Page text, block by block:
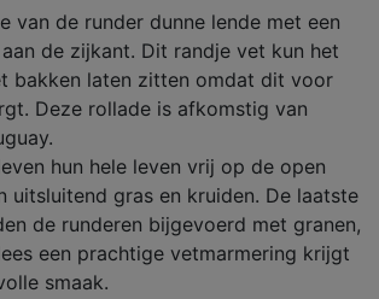
van de runder dunne lende met een
de zijkant. Dit randje vet kun het
bakken laten zitten omdat dit voor
Deze rollade is afkomstig van
hun hele leven vrij op de open
uitsluitend gras en kruiden. De laatste
de runderen bijgevoerd met granen,
een prachtige vetmarmering krijgt
smaak.